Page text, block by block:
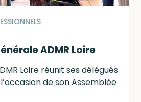
ADMR Loire
Loire réunit ses délégués
de son Assemblée